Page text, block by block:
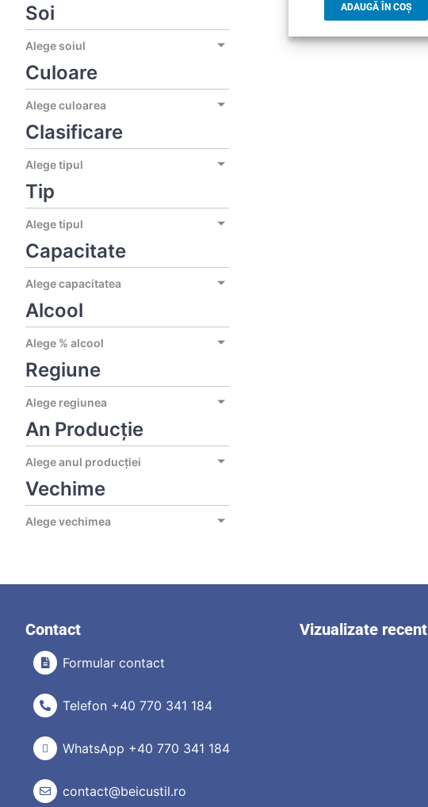
Soi
Alege soiul
Culoare
Alege culoarea
Clasificare
Alege tipul
Tip
Alege tipul
Capacitate
Alege capacitatea
Alcool
Alege % alcool
Regiune
Alege regiunea
An Producție
Alege anul producției
Vechime
Alege vechimea
ADAUGĂ ÎN COȘ
Contact
Formular contact
Telefon +40 770 341 184
WhatsApp +40 770 341 184
contact@beicustil.ro
Vizualizate recent